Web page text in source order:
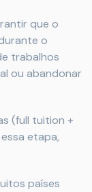
que o
o
trabalhos
ou abandonar
(full tuition +
etapa,
países